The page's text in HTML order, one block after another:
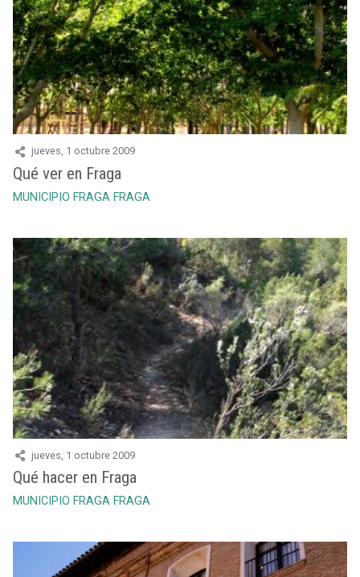
jueves, 1 octubre 2009
Qué ver en Fraga
MUNICIPIO FRAGA FRAGA
jueves, 1 octubre 2009
Qué hacer en Fraga
MUNICIPIO FRAGA FRAGA